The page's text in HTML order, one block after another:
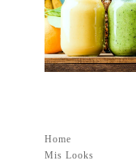
Home
Mis Looks